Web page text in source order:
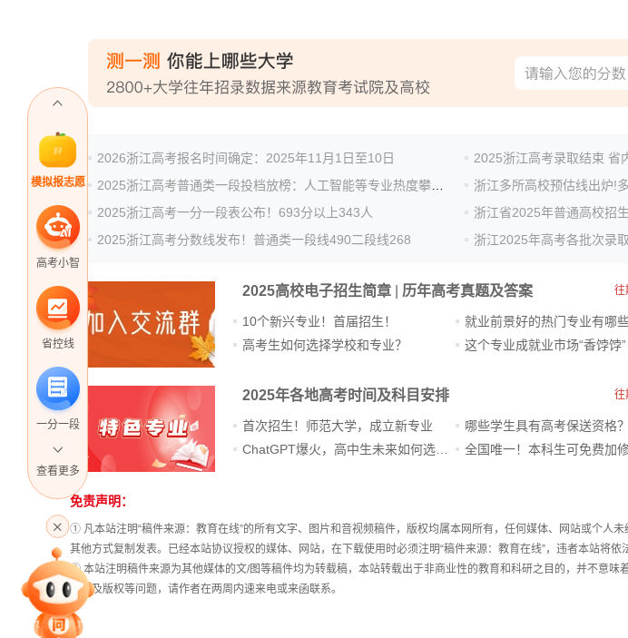
模拟报志愿
高考小智
省控线
一分一段
高考直播
专家指导课
查看更多
2026浙江高考报名时间确定：2025年11月1日至10日
2025浙江高考录取结束 省
浙江多所高校预估线出炉!
2025浙江高考一分一段表公布！693分以上343人
浙江省2025年普通高校招
2025浙江高考分数线发布！普通类一段线490二段线268
浙江2025年高考各批次录
2025高校电子招生简章 历年高考真题及答案 往
10个新兴专业！首届招生！
高考生如何选择学校和专业？
就业前景好的热门专业有哪些
这个专业成就业市场“香饽饽”​
2025年各地高考时间及科目安排 往
首次招生！师范大学，成立新专业
哪些学生具有高考保送资格？
全国唯一！本科生可免费加
站
长
统
计
免责声明：
① 凡本站注明“稿件来源：教育在线”的所有文字、图片和音视频稿件，版权均属本网所有，任何媒体、网站或个人
其他方式复制发表。已经本站协议授权的媒体、网站，在下载使用时必须注明“稿件来源：教育在线”，违者本站将依
② 本站注明稿件来源为其他媒体的文/图等稿件均为转载稿，本站转载出于非商业性的教育和科研之目的，并不意味
稿涉及版权等问题，请作者在两周内速来电或来函联系。